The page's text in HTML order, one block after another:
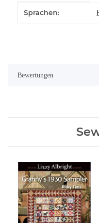
Produkteigenschaft
Wert
Sprachen:
Bewertungen